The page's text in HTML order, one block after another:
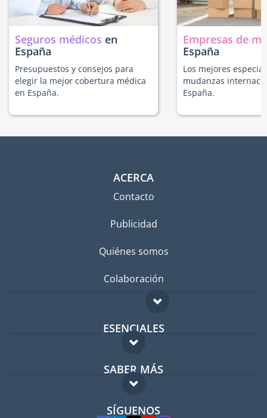
Seguros médicos en
España
Presupuestos y consejos para
elegir la mejor cobertura médica
en España.
Empresas de
España
Los mejores
mudanzas
España.
ACERCA
Contacto
Publicidad
Quiénes somos
Colaboración
ESENCIALES
Foro para expatriados
Guía para expatriados
Trabajos en el extranjero
SABER MÁS
FAQ
SÍGUENOS